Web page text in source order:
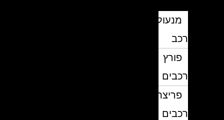
מנעולן
פורץ
רכבים
פריצת
רכבים